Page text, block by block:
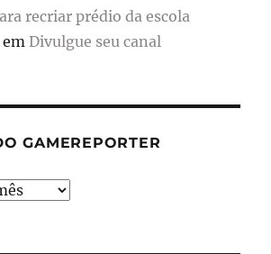
recriar prédio da escola
em Divulgue seu canal
GAMEREPORTER